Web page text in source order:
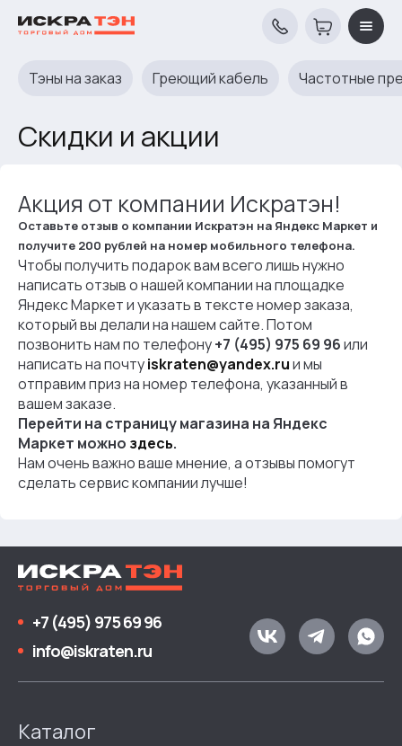
Тэны на заказ Греющий кабель Частотные
Скидки и акции
Акция от компании Искратэн!
Оставьте отзыв о компании Искратэн на Яндекс Маркет и
получите 200 рублей на номер мобильного телефона.
Чтобы получить подарок вам всего лишь нужно
написать отзыв о нашей компании на площадке
Яндекс Маркет и указать в тексте номер заказа,
который вы делали на нашем сайте. Потом
позвонить нам по телефону+7 (495) 975 69 96или
написать на почтуiskraten@yandex.ruи мы
отправим приз на номер телефона, указанный в
вашем заказе.
Перейти на страницу магазина на Яндекс
Маркет можно здесь.
Нам очень важно ваше мнение, а отзывы помогут
сделать сервис компании лучше!
+7 (495) 975 69 96
info@iskraten.ru
Каталог